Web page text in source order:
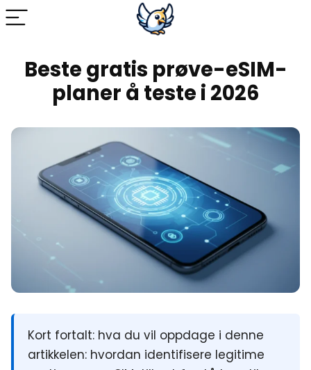
Beste gratis prøve-eSIM-
planer å teste i 2026
Kort fortalt: hva du vil oppdage i denne
artikkelen: hvordan identifisere legitime